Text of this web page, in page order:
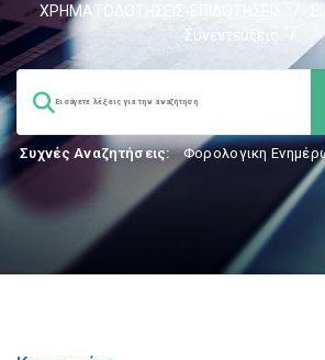
ΧΡΗΜΑΤΟΔΟΤΗΣΕΙΣ-ΕΠΙΔΟΤΗΣΕΙΣ
Συνεντεύξεις
Συχνές Αναζητήσεις: Φορολογικη